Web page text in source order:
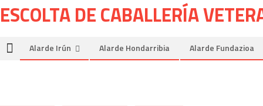
ESCOLTA DE CABALLERÍA
Alarde Irún Alarde Hondarribia Alarde Fundazioa